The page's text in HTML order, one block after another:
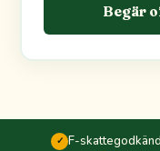
Begär
✓ F-skattegodkänd